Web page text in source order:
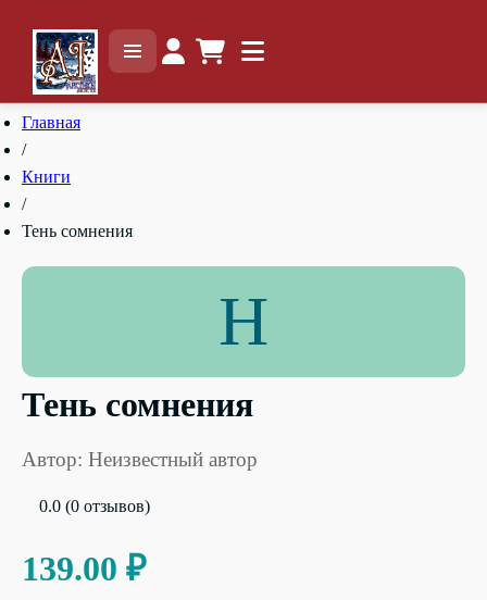
Главная
/
Книги
/
Тень сомнения
Н
Тень сомнения
Автор: Неизвестный автор
0.0 (0 отзывов)
139.00 ₽